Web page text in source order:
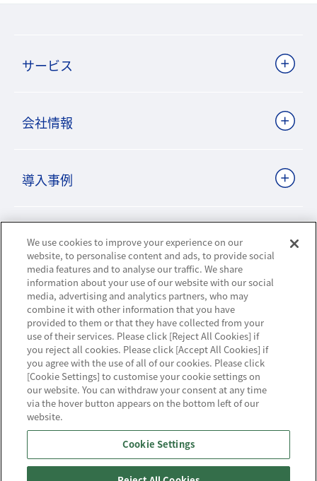
サービス
会社情報
導入事例
ビジネスパートナーサイト
ニュースリリース
お知らせ
お問い合わせ／サポート
ハウジング・クラウド・ストリーミングの
NTTスマートコネクト
We use cookies to improve your experience on our
website, to personalise content and ads, to provide social
media features and to analyse our traffic. We share
information about your use of our website with our social
media, advertising and analytics partners, who may
combine it with other information that you have
provided to them or that they have collected from your
use of their services. Please click [Reject All Cookies] if
you reject all cookies. Please click [Accept All Cookies] if
you agree with the use of all of our cookies. Please click
[Cookie Settings] to customise your cookie settings on
our website. You can withdraw your consent at any time
via the hover button appears on the bottom left of our
website.
Cookie Settings